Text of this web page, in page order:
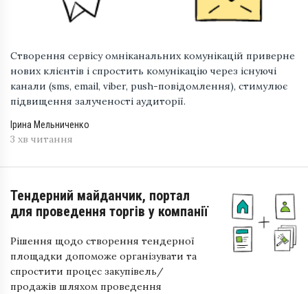
Створення сервісу омніканальних комунікацій приверне
нових клієнтів і спростить комунікацію через існуючі
канали (sms, email, viber, push-повідомлення), стимулює
підвищення залученості аудиторії.
Ірина Мельниченко
3 хв читання
Тендерний майданчик, портал
для проведення торгів у компанії
Рішення щодо створення тендерної
площадки допоможе організувати та
спростити процес закупівель/
продажів шляхом проведення